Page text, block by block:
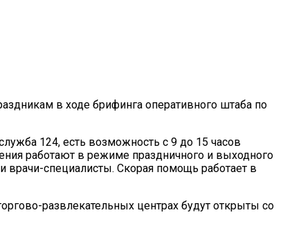
в ходе брифинга оперативного штаба по
124, есть возможность с 9 до 15 часов
работают в режиме праздничного и выходного
врачи-специалисты. Скорая помощь работает в
развлекательных центрах будут открыты со